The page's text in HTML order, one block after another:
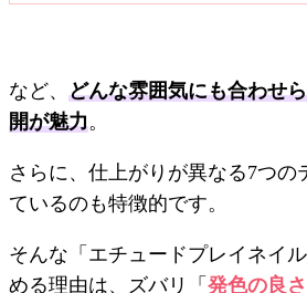
など、 どんな雰囲気にも合わせ
開が魅力。
さらに、仕上がりが異なる7つの
ているのも特徴的です。
そんな「エチュードプレイネイ
める理由は、ズバリ「 発色の良さ